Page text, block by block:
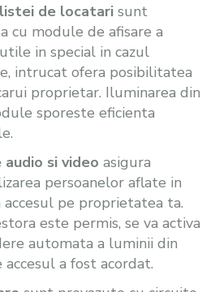
de locatari sunt
cu module de afisare a
in special in cazul
intrucat ofera posibilitatea
proprietar. Iluminarea din
sporeste eficienta
si video asigura
persoanelor aflate in
pe proprietatea ta.
este permis, se va activa
automata a luminii din
a fost acordat.